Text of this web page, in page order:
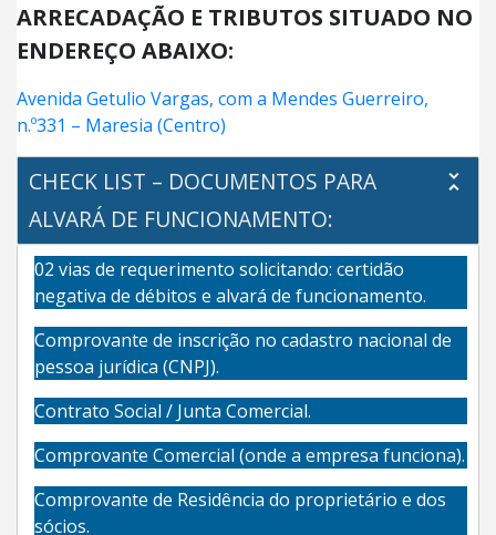
ARRECADAÇÃO E TRIBUTOS SITUADO NO
ENDEREÇO ABAIXO:
Avenida Getulio Vargas, com a Mendes Guerreiro,
n.º331 – Maresia (Centro)
CHECK LIST – DOCUMENTOS PARA
ALVARÁ DE FUNCIONAMENTO:
02 vias de requerimento solicitando: certidão
negativa de débitos e alvará de funcionamento.
Comprovante de inscrição no cadastro nacional de
pessoa jurídica (CNPJ).
Contrato Social / Junta Comercial.
Comprovante Comercial (onde a empresa funciona).
Comprovante de Residência do proprietário e dos
sócios.